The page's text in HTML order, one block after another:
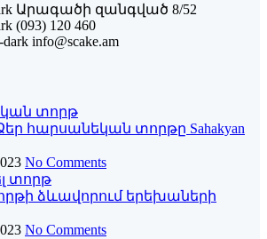
Արագածի զանգված 8/52
(093) 120 460
info@scake.am
Ձեր հարսանեկան տորթը Sahakyan
No Comments
ձևավորում երեխաների
No Comments